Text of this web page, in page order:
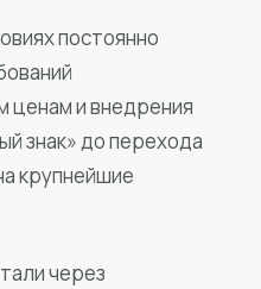
постоянно
ценам и внедрения
знак» до перехода
крупнейшие
через